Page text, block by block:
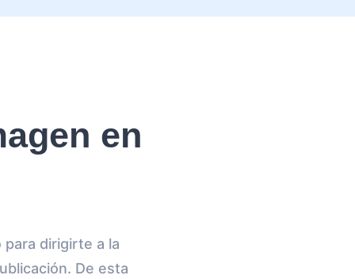
en
dirigirte a la
De esta